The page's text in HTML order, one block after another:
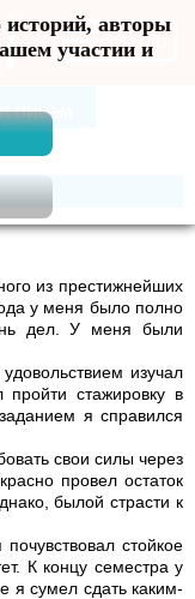
историй, авторы
участии и
Меню
из престижнейших
у меня было полно
дел. У меня были
изучал
пройти стажировку в
я справился
свои силы через
провел остаток
былой страсти к
стойкое
К концу семестра у
я сумел сдать каким-